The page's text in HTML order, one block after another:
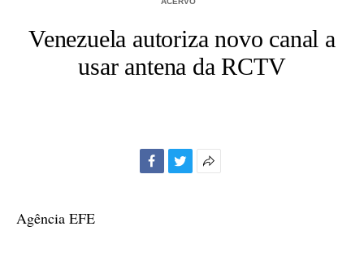
Venezuela autoriza novo canal a
usar antena da RCTV
Agência EFE